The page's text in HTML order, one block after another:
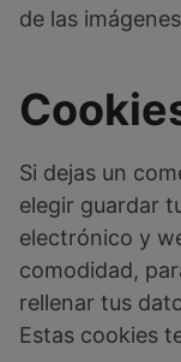
de las
Si dejas un
elegir guardar
electrónico y
comodidad,
rellenar tus
Estas cookies